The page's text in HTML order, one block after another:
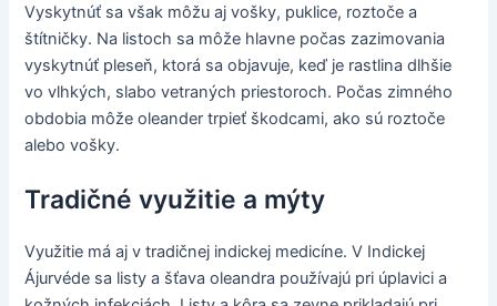
Vyskytnúť sa však môžu aj vošky, puklice, roztoče a
štítničky. Na listoch sa môže hlavne počas zazimovania
vyskytnúť pleseň, ktorá sa objavuje, keď je rastlina dlhšie
vo vlhkých, slabo vetraných priestoroch. Počas zimného
obdobia môže oleander trpieť škodcami, ako sú roztoče
alebo vošky.
Tradičné využitie a mýty
Využitie má aj v tradičnej indickej medicíne. V Indickej
Ájurvéde sa listy a šťava oleandra používajú pri úplavici a